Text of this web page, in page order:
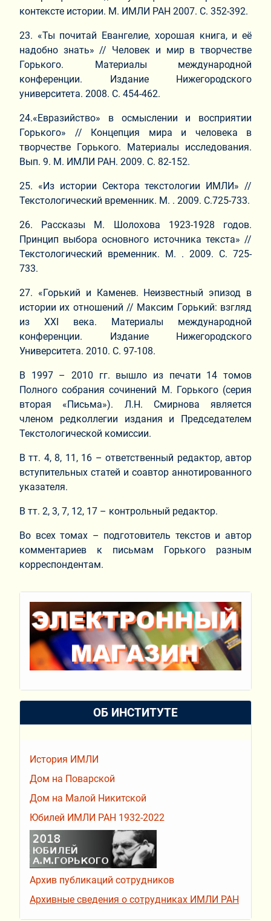
контексте истории. М. ИМЛИ РАН 2007. С. 352-392.
23. «Ты почитай Евангелие, хорошая книга, и её
надобно знать» // Человек и мир в творчестве
Горького. Материалы международной
конференции. Издание Нижегородского
университета. 2008. С. 454-462.
24.«Евразийство» в осмыслении и восприятии
Горького» // Концепция мира и человека в
творчестве Горького. Материалы исследования.
Вып. 9. М. ИМЛИ РАН. 2009. С. 82-152.
25. «Из истории Сектора текстологии ИМЛИ» //
Текстологический временник. М. . 2009. С.725-733.
26. Рассказы М. Шолохова 1923-1928 годов.
Принцип выбора основного источника текста» //
Текстологический временник. М. . 2009. С. 725-
733.
27. «Горький и Каменев. Неизвестный эпизод в
истории их отношений // Максим Горький: взгляд
из XXI века. Материалы международной
конференции. Издание Нижегородского
Университета. 2010. С. 97-108.
В 1997 – 2010 гг. вышло из печати 14 томов
Полного собрания сочинений М. Горького (серия
вторая «Письма»). Л.Н. Смирнова является
членом редколлегии издания и Председателем
Текстологической комиссии.
В тт. 4, 8, 11, 16 – ответственный редактор, автор
вступительных статей и соавтор аннотированного
указателя.
В тт. 2, 3, 7, 12, 17 – контрольный редактор.
Во всех томах – подготовитель текстов и автор
комментариев к письмам Горького разным
корреспондентам.
ОБ ИНСТИТУТЕ
История ИМЛИ
Дом на Поварской
Дом на Малой Никитской
Юбилей ИМЛИ РАН 1932-2022
Архив публикаций сотрудников
Архивные сведения о сотрудниках ИМЛИ РАН